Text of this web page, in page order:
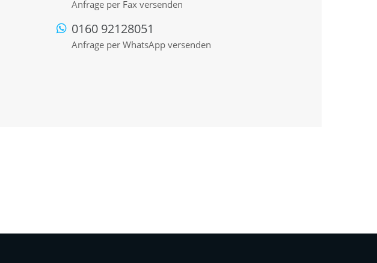
Anfrage per Fax versenden
0160 92128051
Anfrage per WhatsApp versenden